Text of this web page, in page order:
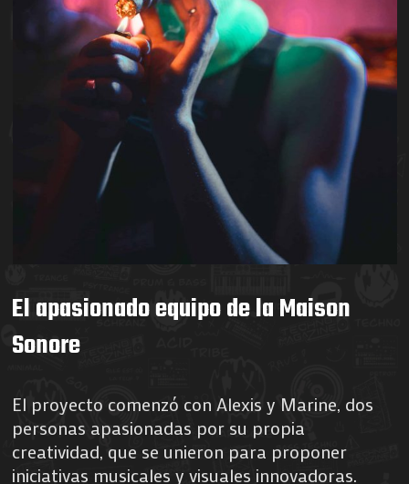
El apasionado equipo de la Maison
Sonore
El proyecto comenzó con Alexis y Marine, dos
personas apasionadas por su propia
creatividad, que se unieron para proponer
iniciativas musicales y visuales innovadoras.